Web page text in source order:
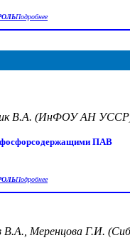
Подробнее
В.А. (ИнФОУ АН
фосфорсодержащими ПАВ
Подробнее
В.А., Меренцова Г.И.